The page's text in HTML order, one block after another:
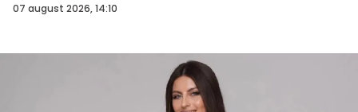
07 august 2026, 14:10